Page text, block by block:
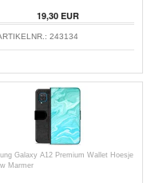
19,30EUR
243134
Galaxy A12 Premium Wallet Hoesje
Marmer